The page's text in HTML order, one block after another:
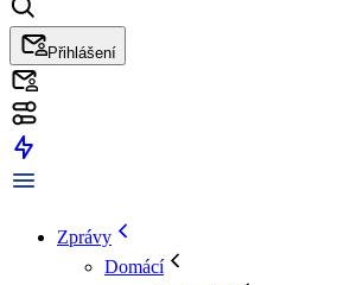
Přihlášení
Zprávy
Domácí